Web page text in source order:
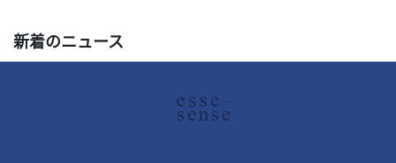
新着のニュース